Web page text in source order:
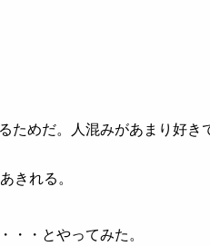
ためだ。人混みがあまり好き
きれる。
・・とやってみた。